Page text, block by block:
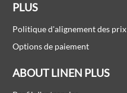
PLUS
Politique d'alignement des prix
Options de paiement
ABOUT LINEN PLUS